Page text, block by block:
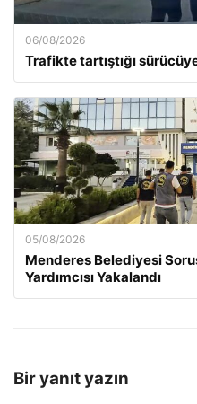
06/08/2026
Trafikte tartıştığı
05/08/2026
Menderes Belediyesi
Yardımcısı Yakalandı
Bir yanıt yazın